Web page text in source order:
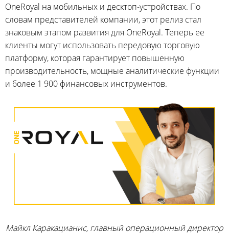
OneRoyal на мобильных и десктоп-устройствах. По
словам представителей компании, этот релиз стал
знаковым этапом развития для OneRoyal. Теперь ее
клиенты могут использовать передовую торговую
платформу, которая гарантирует повышенную
производительность, мощные аналитические функции
и более 1 900 финансовых инструментов.
Майкл Каракацианис, главный операционный директор